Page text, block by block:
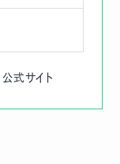
式サイト